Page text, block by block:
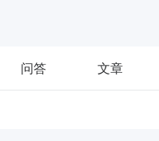
问答 文章